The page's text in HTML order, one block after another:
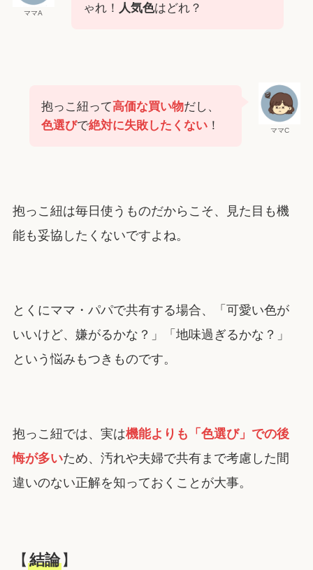
ママA
ゃれ！ 人気色はどれ？
ママC
抱っこ紐って高価な買い物だし、
色選びで絶対に失敗したくない！
抱っこ紐は毎日使うものだからこそ、見た目も機
能も妥協したくないですよね。
とくにママ・パパで共有する場合、「可愛い色が
いいけど、嫌がるかな？」「地味過ぎるかな？」
という悩みもつきものです。
抱っこ紐では、実は機能よりも「色選び」での後
悔が多いため、汚れや夫婦で共有まで考慮した間
違いのない正解を知っておくことが大事。
【結論】